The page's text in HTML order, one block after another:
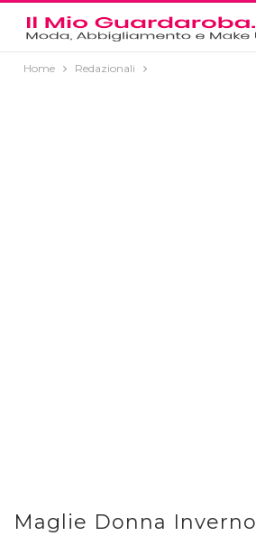
Home Redazionali
Maglie Donna Inverno